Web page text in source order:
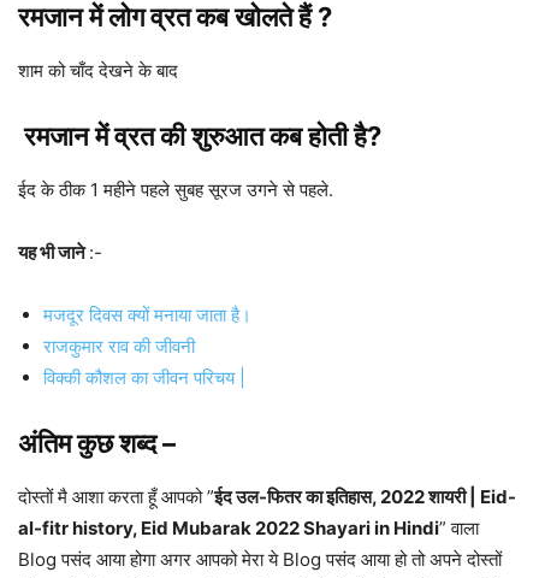
रमजान में लोग व्रत कब खोलते हैं ?
शाम को चाँद देखने के बाद
रमजान में व्रत की शुरुआत कब होती है?
ईद के ठीक 1 महीने पहले सुबह सूरज उगने से पहले.
यह भी जाने:-
मजदूर दिवस क्यों मनाया जाता है।
राजकुमार राव की जीवनी
विक्की कौशल का जीवन परिचय |
अंतिम कुछ शब्द –
दोस्तों मै आशा करता हूँ आपको ”ईद उल-फितर का इतिहास, 2022 शायरी | Eid-
al-fitr history, Eid Mubarak 2022 Shayari in Hindi” वाला
Blog पसंद आया होगा अगर आपको मेरा ये Blog पसंद आया हो तो अपने दोस्तों